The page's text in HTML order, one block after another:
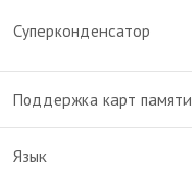
Суперконденсатор
Поддержка карт памяти
Язык